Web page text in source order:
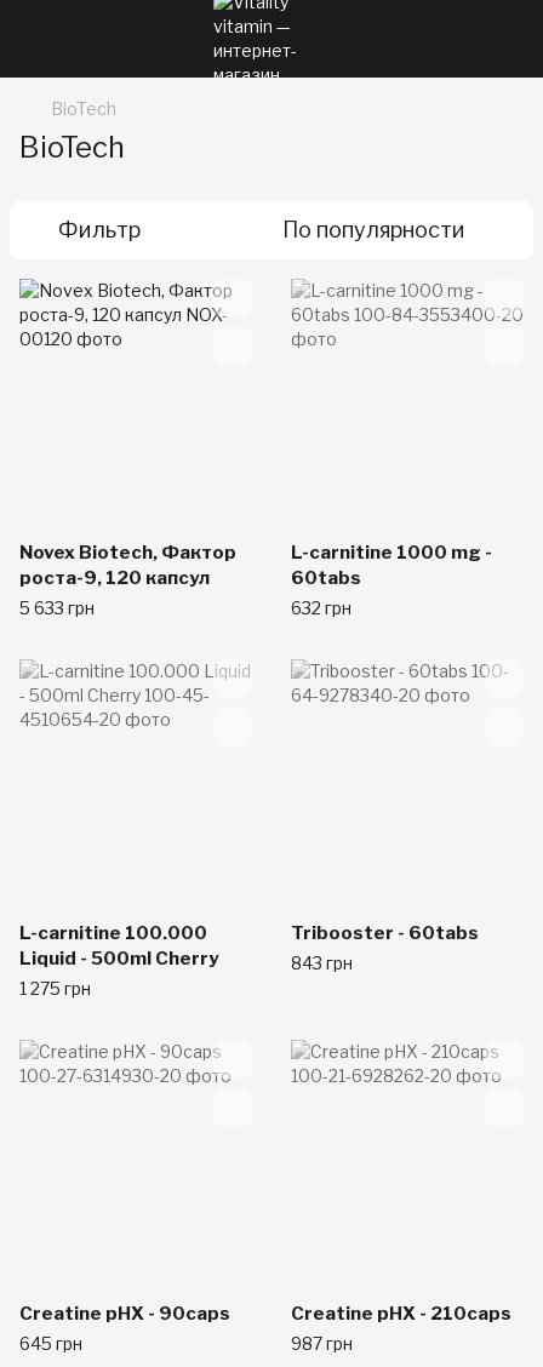
BioTech
BioTech
Фильтр По популярности
Novex Biotech, Фактор
роста-9, 120 капсул
5 633 грн
L-carnitine 1000 mg -
60tabs
632 грн
L-carnitine 100.000
Liquid - 500ml Cherry
1 275 грн
Tribooster - 60tabs
843 грн
Creatine pHX - 90caps
645 грн
Creatine pHX - 210caps
987 грн